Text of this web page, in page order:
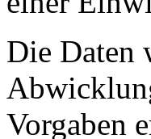
Die Daten
Vorgaben